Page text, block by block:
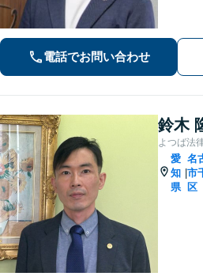
最適な
要十分
す。
電話でお問い合わせ
鈴木
よつば法
愛
知
県
|
名
市
区